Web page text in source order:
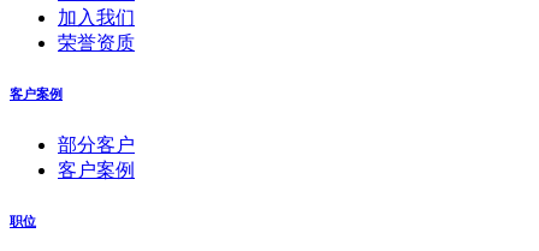
加入我们
荣誉资质
客户案例
部分客户
客户案例
职位